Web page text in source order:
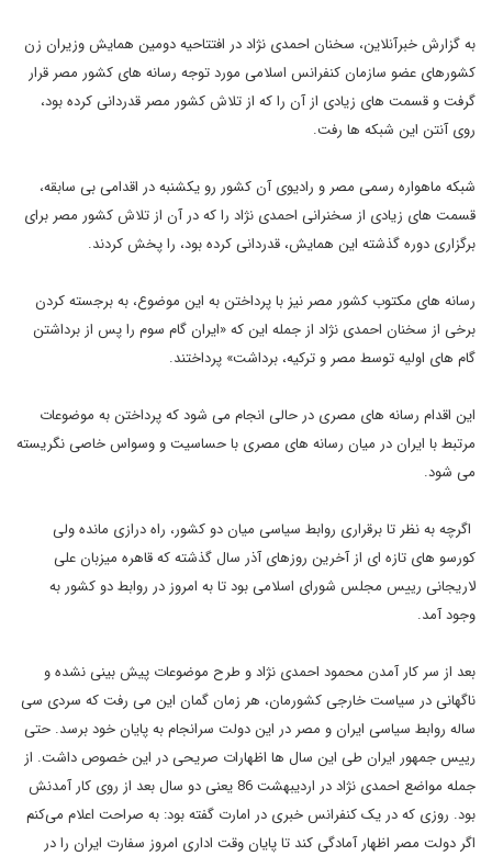
به گزارش خبرآنلاین،‌ سخنان احمدی نژاد در افتتاحیه دومین همایش وزیران زن
کشورهای عضو سازمان کنفرانس اسلامی مورد توجه رسانه های کشور مصر قرار
گرفت و قسمت های زیادی از آن را که از تلاش کشور مصر قدردانی کرده بود،‌
روی آنتن این شبکه ها رفت.
شبکه ماهواره رسمی مصر و رادیوی آن کشور رو یکشنبه در اقدامی بی سابقه،‌
قسمت های زیادی از سخنرانی احمدی نژاد را که در آن از تلاش کشور مصر برای
برگزاری دوره گذشته این همایش، قدردانی کرده بود،‌ را پخش کردند.
رسانه های مکتوب کشور مصر نیز با پرداختن به این موضوع،‌ به برجسته کردن
برخی از سخنان احمدی نژاد از جمله این که «ایران گام سوم را پس از برداشتن
گام های اولیه توسط مصر و ترکیه،‌ برداشت» پرداختند.
این اقدام رسانه های مصری در حالی انجام می شود که پرداختن به موضوعات
مرتبط با ایران در میان رسانه های مصری با حساسیت و وسواس خاصی نگریسته
می شود.
اگرچه به نظر تا برقراری روابط سیاسی میان دو کشور، راه درازی مانده ولی
کورسو های تازه ای از آخرین روزهای آذر سال گذشته که قاهره میزبان علی
لاریجانی رییس مجلس شورای اسلامی بود تا به امروز در روابط دو کشور به
وجود آمد.
بعد از سر کار آمدن محمود احمدی نژاد و طرح موضوعات پیش بینی نشده و
ناگهانی در سیاست خارجی کشورمان، هر زمان گمان این می رفت که سردی سی
ساله روابط سیاسی ایران و مصر در این دولت سرانجام به پایان خود برسد. حتی
رییس جمهور ایران طی این سال ها اظهارات صریحی در این خصوص داشت. از
جمله مواضع احمدی نژاد در اردیبهشت 86 یعنی دو سال بعد از روی کار آمدنش
بود. روزی که در یک کنفرانس خبری در امارت گفته بود: به صراحت اعلام می‌کنم
اگر دولت مصر اظهار آمادگی کند تا پایان وقت اداری امروز سفارت ایران را در